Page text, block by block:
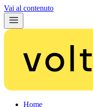
Vai al contenuto
Home